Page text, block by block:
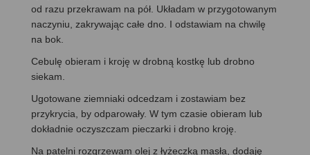
od razu przekrawam na pół. Układam w przygotowanym
naczyniu, zakrywając całe dno. I odstawiam na chwilę
na bok.
Cebulę obieram i kroję w drobną kostkę lub drobno
siekam.
Ugotowane ziemniaki odcedzam i zostawiam bez
przykrycia, by odparowały. W tym czasie obieram lub
dokładnie oczyszczam pieczarki i drobno kroję.
Na patelni rozgrzewam olej z łyżeczką masła, dodaję